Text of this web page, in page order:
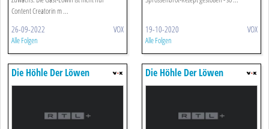
Content Creatorin m ...
26-09-2022 VOX
Alle Folgen
19-10-2020 VOX
Alle Folgen
Die Höhle Der Löwen Die Höhle Der Löwen